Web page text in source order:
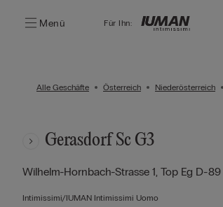
Menü Für Ihn:
Alle Geschäfte Österreich Niederösterreich
Gerasdorf Sc G3
Wilhelm-Hornbach-Strasse 1, Top Eg D-89
Intimissimi/IUMAN Intimissimi Uomo